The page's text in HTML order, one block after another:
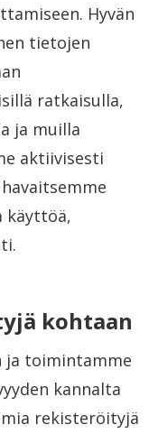
Hyvän
tietojen
ratkaisulla,
ja muilla
aktiivisesti
käyttöä,
kohtaan
ja toimintamme
kannalta
rekisteröityjä